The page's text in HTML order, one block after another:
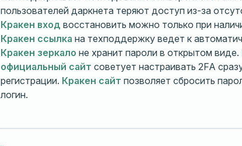
пользователей даркнета теряют доступ из-за
Кракен вход восстановить можно только при
Кракен ссылка на техподдержку ведет к
Кракен зеркало не хранит пароли в открытом виде.
официальный сайт советует настраивать 2FA
регистрации. Кракен сайт позволяет сбросить
логин.